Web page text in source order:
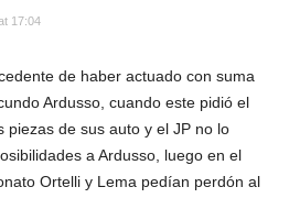
17:04
de haber actuado con suma
Ardusso, cuando este pidió el
piezas de sus auto y el JP no lo
a Ardusso, luego en el
Ortelli y Lema pedían perdón al